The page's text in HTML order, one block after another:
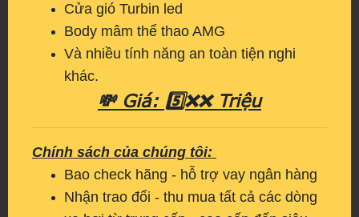
Cửa gió Turbin led
Body mâm thể thao AMG
Và nhiều tính năng an toàn tiện nghi
khác.
💸 Giá: 5️⃣❌❌ Triệu
Chính sách của chúng tôi:
Bao check hãng - hỗ trợ vay ngân hàng
Nhận trao đổi - thu mua tất cả các dòng